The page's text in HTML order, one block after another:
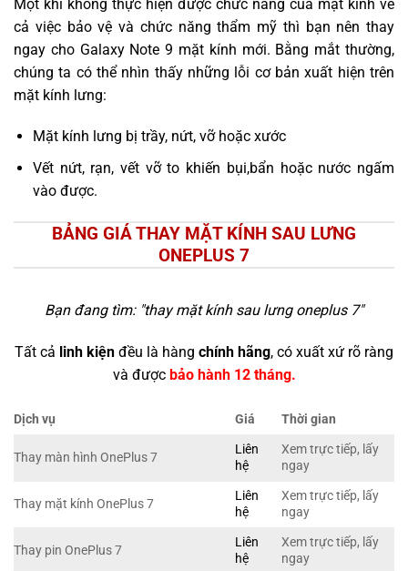
Một khi không thực hiện được chức năng của mặt kính về
cả việc bảo vệ và chức năng thẩm mỹ thì bạn nên thay
ngay cho Galaxy Note 9 mặt kính mới. Bằng mắt thường,
chúng ta có thể nhìn thấy những lỗi cơ bản xuất hiện trên
mặt kính lưng:
Mặt kính lưng bị trầy, nứt, vỡ hoặc xước
Vết nứt, rạn, vết vỡ to khiến bụi,bẩn hoặc nước ngấm
vào được.
BẢNG GIÁ THAY MẶT KÍNH SAU LƯNG
ONEPLUS 7
Bạn đang tìm: "thay mặt kính sau lưng oneplus 7"
Tất cả linh kiện đều là hàng chính hãng, có xuất xứ rõ ràng
và được bảo hành 12 tháng.
Dịch vụ Giá Thời gian
Thay màn hình OnePlus 7
Liên
hệ
Xem trực tiếp, lấy
ngay
Thay mặt kính OnePlus 7
Liên
hệ
Xem trực tiếp, lấy
ngay
Thay pin OnePlus 7
Liên
hệ
Xem trực tiếp, lấy
ngay